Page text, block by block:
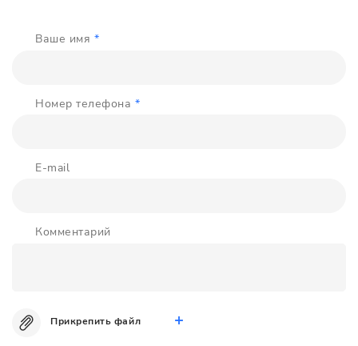
Ваше имя *
Номер телефона*
E-mail
Комментарий
Прикрепить файл